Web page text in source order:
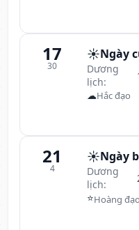
17
30
☀️Ngày
Dương
lịch:
☁Hắc đạo
21
4
☀️Ngày
Dương
lịch:
⭐Hoàng đạo